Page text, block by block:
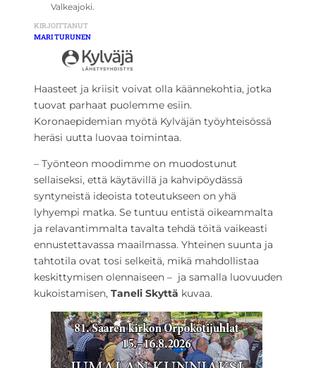
Valkeajoki.
KIRJOITTANUT
MARI TURUNEN
Haasteet ja kriisit voivat olla käännekohtia, jotka
tuovat parhaat puolemme esiin.
Koronaepidemian myötä Kylväjän työyhteisössä
heräsi uutta luovaa toimintaa.
– Työnteon moodimme on muodostunut
sellaiseksi, että käytävillä ja kahvipöydässä
syntyneistä ideoista toteutukseen on yhä
lyhyempi matka. Se tuntuu entistä oikeammalta
ja relavantimmalta tavalta tehdä töitä vaikeasti
ennustettavassa maailmassa. Yhteinen suunta ja
tahtotila ovat tosi selkeitä, mikä mahdollistaa
keskittymisen olennaiseen – ja samalla luovuuden
kukoistamisen, Taneli Skyttä kuvaa.